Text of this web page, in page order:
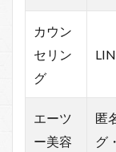
カウン
セリン
グ
エーツ
ー美容
匿
グ